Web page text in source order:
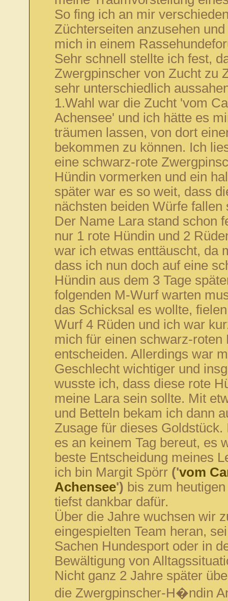
So fing ich an mir
Züchterseiten anzusehen
mich in einem
Sehr schnell stellte ich fest,
Zwergpinscher von Zucht zu
sehr unterschiedlich
1.Wahl war die Zucht 'vom
Achensee' und ich hätte es
träumen lassen, von dort
bekommen zu können. Ich
eine schwarz-rote
Hündin vormerken und ein
später war es so weit, dass
nächsten beiden Würfe fallen
Der Name Lara stand schon
nur 1 rote Hündin und 2
war ich etwas enttäuscht, da
dass ich nun doch auf eine
Hündin aus dem 3 Tage
folgenden M-Wurf warten
das Schicksal es wollte,
Wurf 4 Rüden und ich war
mich für einen schwarz-roten
entscheiden. Allerdings war
Geschlecht wichtiger und
wusste ich, dass diese rote
meine Lara sein sollte. Mit
und Betteln bekam ich dann
Zusage für dieses Goldstück.
es an keinem Tag bereut, es
beste Entscheidung meines
ich bin Margit Spörr ('vom
Achensee') bis zum
tiefst dankbar dafür.
Über die Jahre wuchsen wir
eingespielten Team heran,
Sachen Hundesport oder in
Bewältigung von
Nicht ganz 2 Jahre später
die Zwergpinscher-H�ndin